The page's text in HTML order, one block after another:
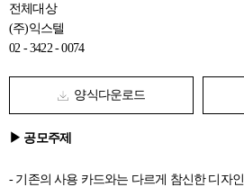
전체대상
(주)익스텔
02 - 3422 - 0074
양식다운로드
▶ 공모주제
- 기존의 사용 카드와는 다르게 참신한 디자인